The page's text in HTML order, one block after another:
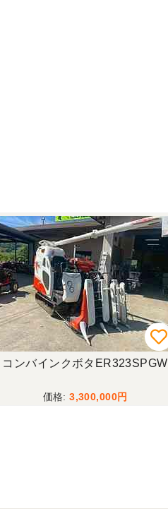
コンバインクボタER323SPGW
3,300,000